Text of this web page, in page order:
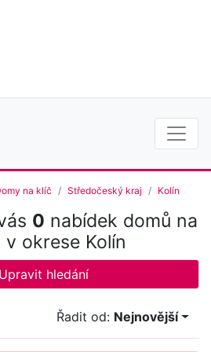
na klíč Středočeský kraj Kolín
0 nabídek domů na
okrese Kolín
Upravit hledání
Řadit od: Nejnovější